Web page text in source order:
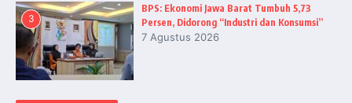
3
BPS: Ekonomi Jawa Barat Tumbuh 5,73
Persen, Didorong “Industri dan Konsumsi”
7 Agustus 2026